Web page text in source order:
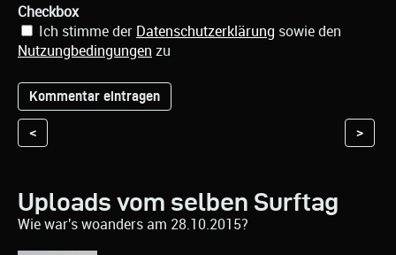
Checkbox
Ich stimme der Datenschutzerklärung sowie den
Nutzungbedingungen zu
< >
Uploads vom selben Surftag
Wie war's woanders am 28.10.2015?